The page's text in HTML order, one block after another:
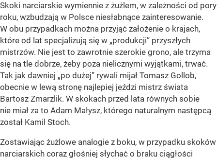
Skoki narciarskie wymiennie z żużlem, w zależności od pory
roku, wzbudzają w Polsce niesłabnące zainteresowanie.
W obu przypadkach można przyjąć założenie o krajach,
które od lat specjalizują się w „produkcji” przyszłych
mistrzów. Nie jest to zawrotnie szerokie grono, ale trzyma
się na tle dobrze, żeby poza nielicznymi wyjątkami, trwać.
Tak jak dawniej „po dużej” rywali mijał Tomasz Gollob,
obecnie w lewą stronę najlepiej jeździ mistrz świata
Bartosz Zmarzlik. W skokach przed lata równych sobie
nie miał za to Adam Małysz, którego naturalnym następcą
został Kamil Stoch.
Zostawiając żużlowe analogie z boku, w przypadku skoków
narciarskich coraz głośniej słychać o braku ciągłości